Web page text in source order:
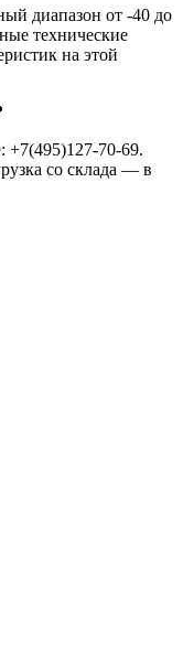
диапазон от -40 до
технические
на этой
+7(495)127-70-69.
со склада — в